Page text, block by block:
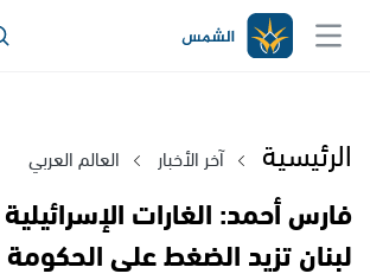
الرئيسية آخر الأخبار العالم العربي
فارس أحمد: الغارات
لبنان تزيد الضغط على الحكومة